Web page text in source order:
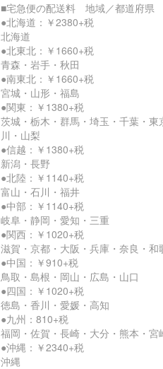
■宅急便の配送料 地域／都道府県
●北海道：￥2380+税
北海道
●北東北：￥1660+税
青森・岩手・秋田
●南東北：￥1660+税
宮城・山形・福島
●関東：￥1380+税
茨城・栃木・群馬・埼玉・千葉・東
川・山梨
●信越：￥1380+税
新潟・長野
●北陸：￥1140+税
富山・石川・福井
●中部：￥1140+税
岐阜・静岡・愛知・三重
●関西：￥1020+税
滋賀・京都・大阪・兵庫・奈良・和
●中国：￥910+税
鳥取・島根・岡山・広島・山口
●四国：￥1020+税
徳島・香川・愛媛・高知
●九州：810+税
福岡・佐賀・長崎・大分・熊本・宮
●沖縄：￥2340+税
沖縄